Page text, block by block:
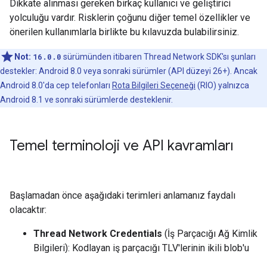
Dikkate alınması gereken birkaç kullanıcı ve geliştirici
yolculuğu vardır. Risklerin çoğunu diğer temel özellikler ve
önerilen kullanımlarla birlikte bu kılavuzda bulabilirsiniz.
Not: 16.0.0 sürümünden itibaren Thread Network SDK'sı şunları
destekler: Android 8.0 veya sonraki sürümler (API düzeyi 26+). Ancak
Android 8.0'da cep telefonları Rota Bilgileri Seçeneği (RIO) yalnızca
Android 8.1 ve sonraki sürümlerde desteklenir.
Temel terminoloji ve API kavramları
Başlamadan önce aşağıdaki terimleri anlamanız faydalı
olacaktır:
Thread Network Credentials (İş Parçacığı Ağ Kimlik
Bilgileri): Kodlayan iş parçacığı TLV'lerinin ikili blob'u